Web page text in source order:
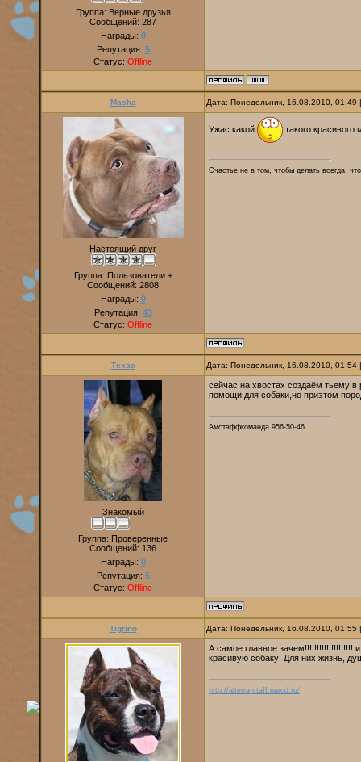
Группа: Верные друзья
Сообщений: 287
Награды: 0
Репутация: 5
Статус: Offline
Masha Дата: Понедельник, 16.08.2010,
Настоящий друг
Группа: Пользователи +
Сообщений: 2808
Награды: 0
Репутация: 43
Статус: Offline
Ужас какой такого
Счастье не в том, чтобы делать всегда,
Техас Дата: Понедельник, 16.08.2010,
Знакомый
Группа: Проверенные
Сообщений: 136
Награды: 0
Репутация: 5
Статус: Offline
сейчас на хвостах создаём тьему
помощи для собаки,но приэтом
Амстаффкоманда 956-50-46
Tigrino Дата: Понедельник, 16.08.2010,
А самое главное зачем!!!!!!!!!!!!!!!!!!!!
красивую собаку! Для них жизнь,
http://alterra-staff.narod.ru/